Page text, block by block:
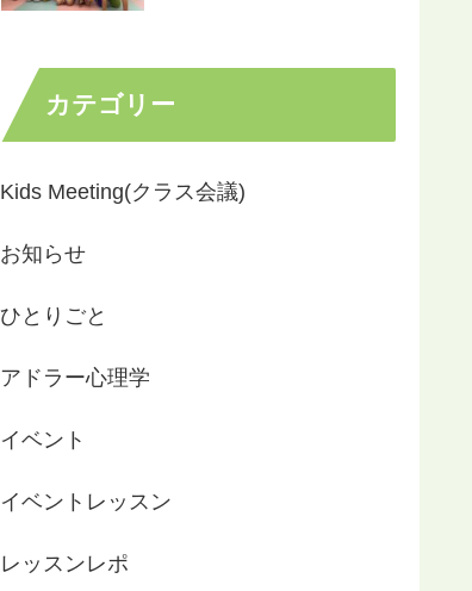
カテゴリー
Kids Meeting(クラス会議)
お知らせ
ひとりごと
アドラー心理学
イベント
イベントレッスン
レッスンレポ